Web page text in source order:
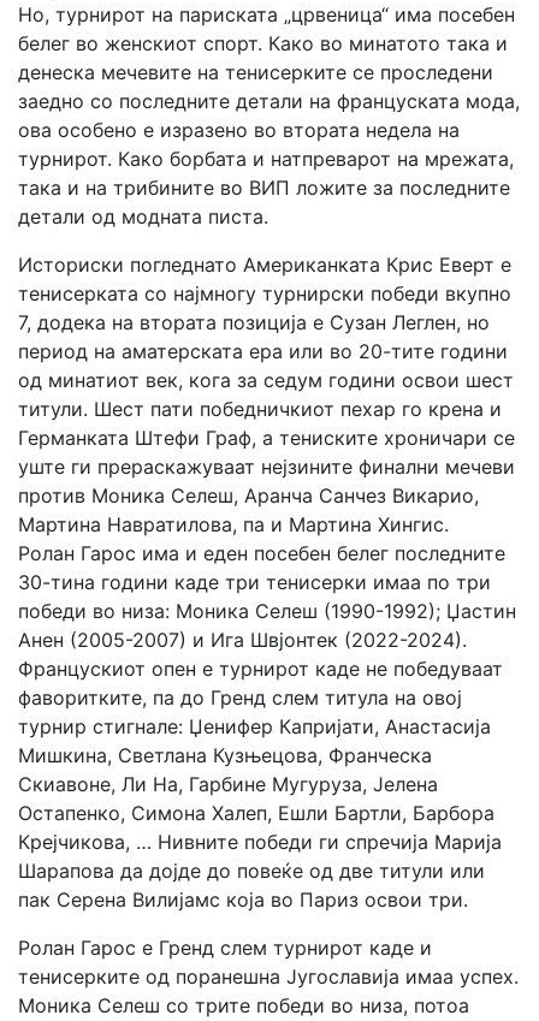
Но, турнирот на париската „црвеница“ има посебен
белег во женскиот спорт. Како во минатото така и
денеска мечевите на тенисерките се проследени
заедно со последните детали на француската мода,
ова особено е изразено во втората недела на
турнирот. Како борбата и натпреварот на мрежата,
така и на трибините во ВИП ложите за последните
детали од модната писта.
Историски погледнато Американката Крис Еверт е
тенисерката со најмногу турнирски победи вкупно
7, додека на втората позиција е Сузан Леглен, но
период на аматерската ера или во 20-тите години
од минатиот век, кога за седум години освои шест
титули. Шест пати победничкиот пехар го крена и
Германката Штефи Граф, а тениските хроничари се
уште ги прераскажуваат нејзините финални мечеви
против Моника Селеш, Аранча Санчез Викарио,
Мартина Навратилова, па и Мартина Хингис.
Ролан Гарос има и еден посебен белег последните
30-тина години каде три тенисерки имаа по три
победи во низа: Моника Селеш (1990-1992); Џастин
Анен (2005-2007) и Ига Швјонтек (2022-2024).
Францускиот опен е турнирот каде не победуваат
фаворитките, па до Гренд слем титула на овој
турнир стигнале: Џенифер Капријати, Анастасија
Мишкина, Светлана Кузњецова, Франческа
Скиавоне, Ли На, Гарбине Мугуруза, Јелена
Остапенко, Симона Халеп, Ешли Бартли, Барбора
Крејчикова, … Нивните победи ги спречија Марија
Шарапова да дојде до повеќе од две титули или
пак Серена Вилијамс која во Париз освои три.
Ролан Гарос е Гренд слем турнирот каде и
тенисерките од поранешна Југославија имаа успех.
Моника Селеш со трите победи во низа, потоа